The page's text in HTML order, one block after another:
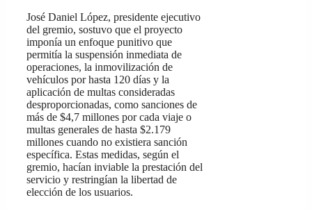
José Daniel López, presidente ejecutivo
del gremio, sostuvo que el proyecto
imponía un enfoque punitivo que
permitía la suspensión inmediata de
operaciones, la inmovilización de
vehículos por hasta 120 días y la
aplicación de multas consideradas
desproporcionadas, como sanciones de
más de $4,7 millones por cada viaje o
multas generales de hasta $2.179
millones cuando no existiera sanción
específica. Estas medidas, según el
gremio, hacían inviable la prestación del
servicio y restringían la libertad de
elección de los usuarios.